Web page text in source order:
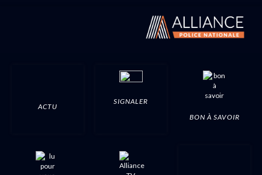
ACTU
SIGNALER
BON À SAVOIR